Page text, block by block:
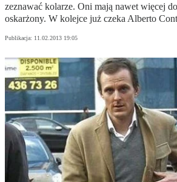
zeznawać kolarze. Oni mają nawet więcej
oskarżony. W kolejce już czeka Alberto
Publikacja: 11.02.2013 19:05